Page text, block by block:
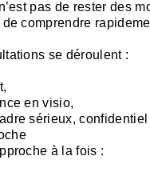
pas de rester des
de comprendre
se déroulent :
en visio,
sérieux,
à la fois :